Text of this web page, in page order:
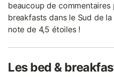
beaucoup de
breakfasts dans le Sud de
note de 4,5 étoiles !
Les bed &